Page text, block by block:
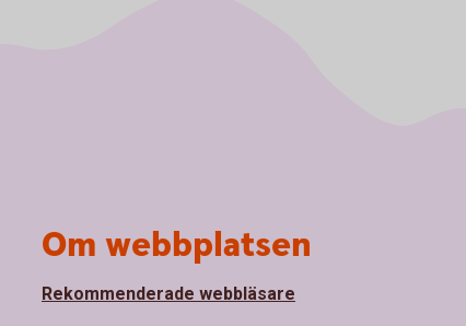
Om webbplatsen
Rekommenderade webbläsare